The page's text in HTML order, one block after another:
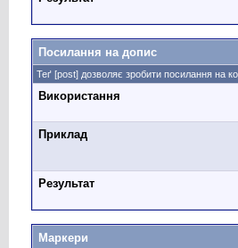
Посилання на допис
Теґ [post] дозволяє зробити посилання на
Використання
Приклад
Результат
Маркери